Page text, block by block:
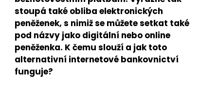
stoupá také obliba elektronických
peněženek, s nimiž se můžete setkat také
pod názvy jako digitální nebo online
peněženka. K čemu slouží a jak toto
alternativní internetové bankovnictví
funguje?